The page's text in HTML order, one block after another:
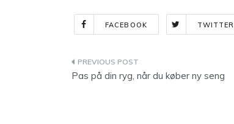
FACEBOOK TWITTER
Indlægsnavigation
Pas på din ryg, når du køber ny seng